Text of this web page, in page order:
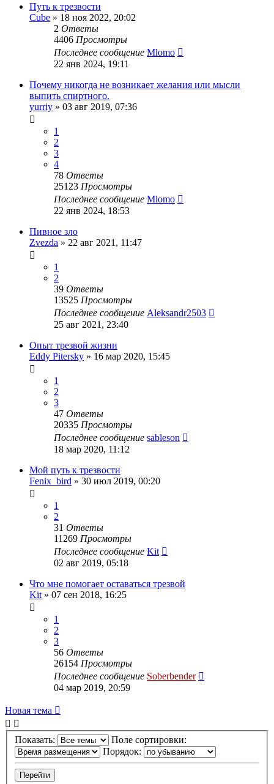
Путь к трезвости
Cube » 18 ноя 2022, 20:02
2 Ответы
4406 Просмотры
Последнее сообщение Mlomo
22 янв 2024, 19:11
Почему никогда не возникает желания или мысли
выпить спиртного.
yurriy » 03 авг 2019, 07:36
1
2
3
4
78 Ответы
25123 Просмотры
Последнее сообщение Mlomo
22 янв 2024, 18:53
Пивное зло
Zvezda » 22 авг 2021, 11:47
1
2
39 Ответы
13525 Просмотры
Последнее сообщение Aleksandr2503
25 авг 2021, 23:40
Опыт трезвой жизни
Eddy Pitersky » 16 мар 2020, 15:45
1
2
3
47 Ответы
20335 Просмотры
Последнее сообщение sableson
18 мар 2020, 11:12
Мой путь к трезвости
Fenix_bird » 30 июл 2019, 00:20
1
2
31 Ответы
11269 Просмотры
Последнее сообщение Kit
02 авг 2019, 05:18
Что мне помогает оставаться трезвой
Kit » 07 сен 2018, 16:25
1
2
3
56 Ответы
26154 Просмотры
Последнее сообщение Soberbender
04 мар 2019, 20:59
Новая тема
Показать:
Поле сортировки:
Порядок: